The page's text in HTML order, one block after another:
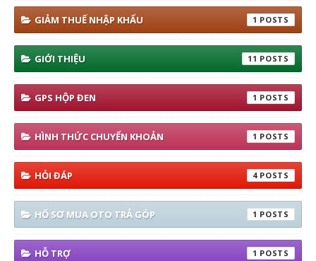
GIẢM THUẾ NHẬP KHẨU 1
GIỚI THIỆU 11
GPS HỘP ĐEN 1
HÌNH THỨC CHUYỂN KHOẢN 1
HỎI ĐÁP 4
HỐ SƠ MUA OTO TRẢ GÓP 1
HỖ TRỢ 1